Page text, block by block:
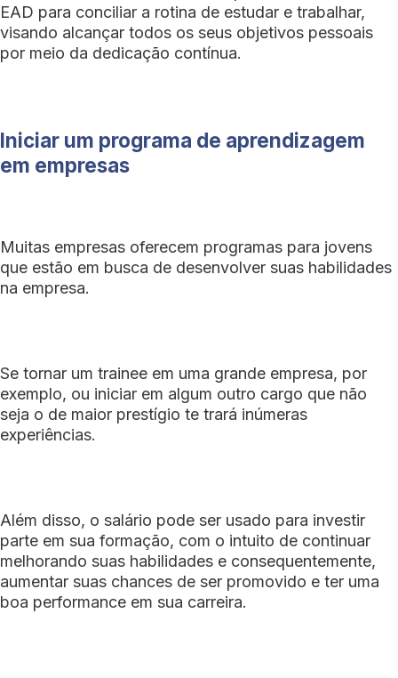
EAD para conciliar a rotina de estudar e trabalhar,
visando alcançar todos os seus objetivos pessoais
por meio da dedicação contínua.
Iniciar um programa de aprendizagem
em empresas
Muitas empresas oferecem programas para jovens
que estão em busca de desenvolver suas habilidades
na empresa.
Se tornar um trainee em uma grande empresa, por
exemplo, ou iniciar em algum outro cargo que não
seja o de maior prestígio te trará inúmeras
experiências.
Além disso, o salário pode ser usado para investir
parte em sua formação, com o intuito de continuar
melhorando suas habilidades e consequentemente,
aumentar suas chances de ser promovido e ter uma
boa performance em sua carreira.